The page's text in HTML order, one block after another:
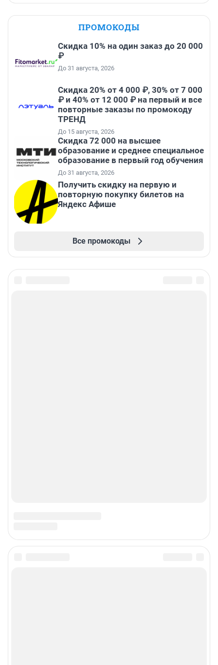
ПРОМОКОДЫ
Скидка 10% на один заказ до 20 000
₽
До 31 августа, 2026
Скидка 20% от 4 000 ₽, 30% от 7 000
₽ и 40% от 12 000 ₽ на первый и все
повторные заказы по промокоду
ТРЕНД
До 15 августа, 2026
Скидка 72 000 на высшее
образование и среднее специальное
образование в первый год обучения
До 31 августа, 2026
Получить скидку на первую и
повторную покупку билетов на
Яндекс Афише
Все промокоды